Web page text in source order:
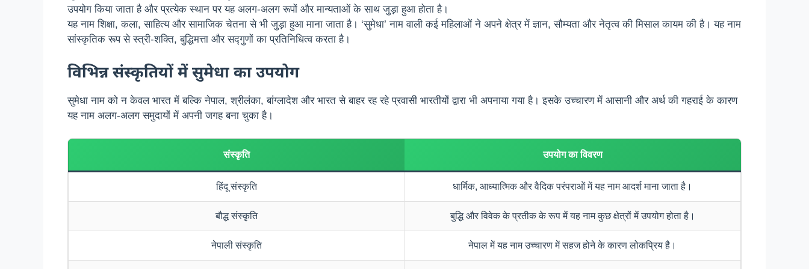
उपयोग किया जाता है और प्रत्येक स्थान पर यह अलग-अलग रूपों और मान्यताओं के साथ जुड़ा हुआ होता है।
यह नाम शिक्षा, कला, साहित्य और सामाजिक चेतना से भी जुड़ा हुआ माना जाता है। ‘सुमेधा’ नाम वाली कई महिलाओं ने अपने क्षेत्र में ज्ञान, सौम्यता और नेतृत्व की मिसाल कायम की है। यह नाम
सांस्कृतिक रूप से स्त्री-शक्ति, बुद्धिमत्ता और सद्गुणों का प्रतिनिधित्व करता है।
विभिन्न संस्कृतियों में सुमेधा का उपयोग
सुमेधा नाम को न केवल भारत में बल्कि नेपाल, श्रीलंका, बांग्लादेश और भारत से बाहर रह रहे प्रवासी भारतीयों द्वारा भी अपनाया गया है। इसके उच्चारण में आसानी और अर्थ की गहराई के कारण
यह नाम अलग-अलग समुदायों में अपनी जगह बना चुका है।
संस्कृति उपयोग का विवरण
हिंदू संस्कृति धार्मिक, आध्यात्मिक और वैदिक परंपराओं में यह नाम आदर्श माना जाता है।
बौद्ध संस्कृति बुद्धि और विवेक के प्रतीक के रूप में यह नाम कुछ क्षेत्रों में उपयोग होता है।
नेपाली संस्कृति नेपाल में यह नाम उच्चारण में सहज होने के कारण लोकप्रिय है।